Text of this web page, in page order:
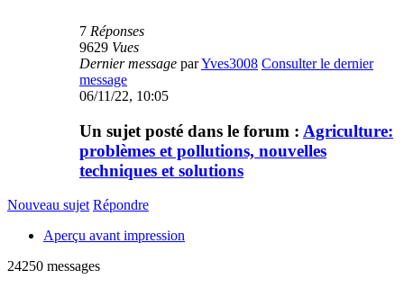
7 Réponses
9629 Vues
Dernier message parYves3008 Consulter le dernier
message
06/11/22, 10:05
Un sujet posté dans le forum : Agriculture:
problèmes et pollutions, nouvelles
techniques et solutions
Nouveau sujet Répondre
Aperçu avant impression
24250 messages